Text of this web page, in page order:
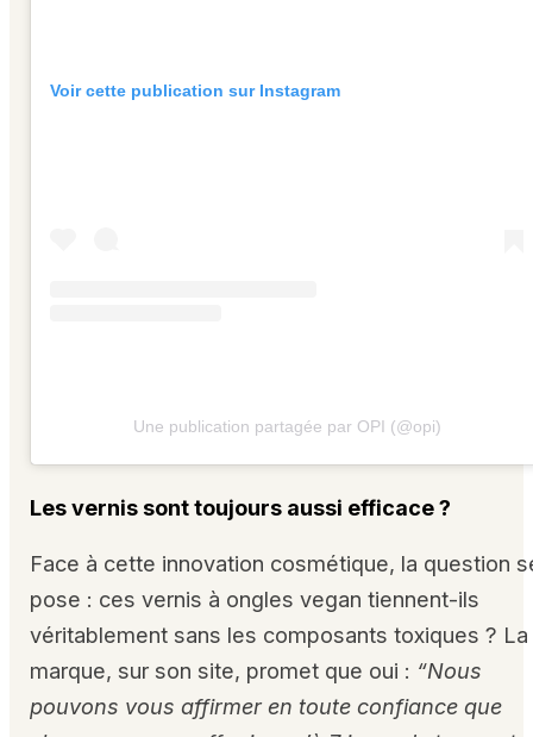
Voir cette publication sur Instagram
Une publication partagée par OPI (@opi)
Les vernis sont toujours aussi efficace ?
Face à cette innovation cosmétique, la question
pose : ces vernis à ongles vegan tiennent-ils
véritablement sans les composants toxiques ? La
marque, sur son site, promet que oui : “Nous
pouvons vous affirmer en toute confiance que